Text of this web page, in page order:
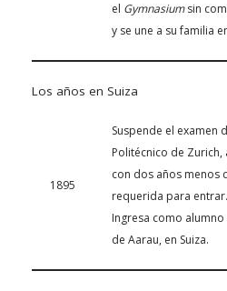
el Gymnasiumsin
y se une a su familia
Los años en Suiza
1895
Suspende el examen
Politécnico de
con dos años menos
requerida para entrar.
Ingresa como alumno
de Aarau, en Suiza.